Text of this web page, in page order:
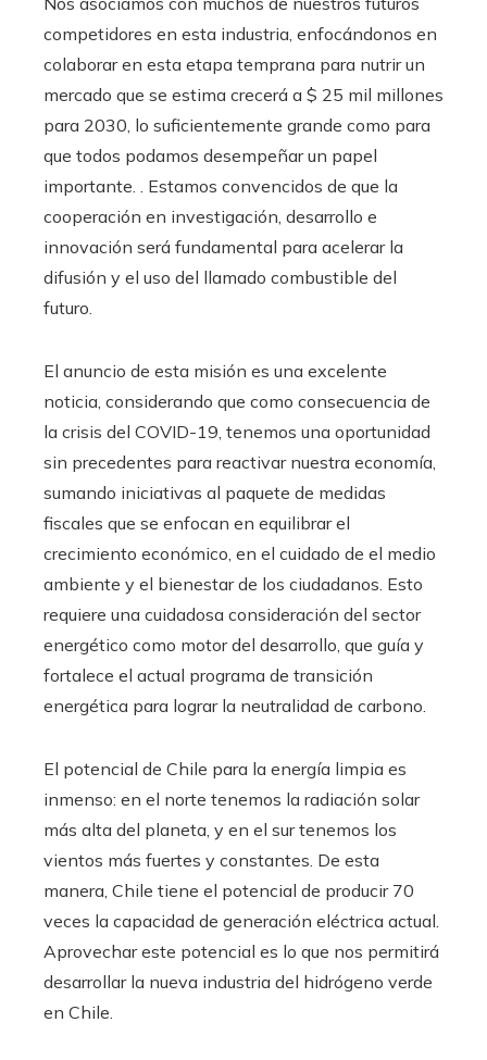
competidores en esta industria, enfocándonos en
colaborar en esta etapa temprana para nutrir un
mercado que se estima crecerá a $ 25 mil millones
para 2030, lo suficientemente grande como para
que todos podamos desempeñar un papel
importante. . Estamos convencidos de que la
cooperación en investigación, desarrollo e
innovación será fundamental para acelerar la
difusión y el uso del llamado combustible del
futuro.
El anuncio de esta misión es una excelente
noticia, considerando que como consecuencia de
la crisis del COVID-19, tenemos una oportunidad
sin precedentes para reactivar nuestra economía,
sumando iniciativas al paquete de medidas
fiscales que se enfocan en equilibrar el
crecimiento económico, en el cuidado de el medio
ambiente y el bienestar de los ciudadanos. Esto
requiere una cuidadosa consideración del sector
energético como motor del desarrollo, que guía y
fortalece el actual programa de transición
energética para lograr la neutralidad de carbono.
El potencial de Chile para la energía limpia es
inmenso: en el norte tenemos la radiación solar
más alta del planeta, y en el sur tenemos los
vientos más fuertes y constantes. De esta
manera, Chile tiene el potencial de producir 70
veces la capacidad de generación eléctrica actual.
Aprovechar este potencial es lo que nos permitirá
desarrollar la nueva industria del hidrógeno verde
en Chile.